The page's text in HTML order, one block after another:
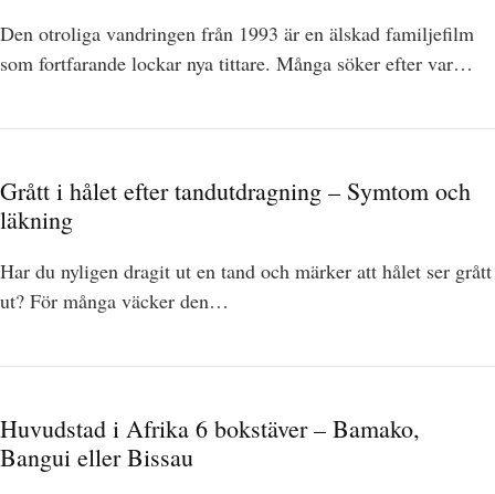
Den otroliga vandringen från 1993 är en älskad familjefilm
som fortfarande lockar nya tittare. Många söker efter var…
Grått i hålet efter tandutdragning – Symtom och
läkning
Har du nyligen dragit ut en tand och märker att hålet ser grått
ut? För många väcker den…
Huvudstad i Afrika 6 bokstäver – Bamako,
Bangui eller Bissau